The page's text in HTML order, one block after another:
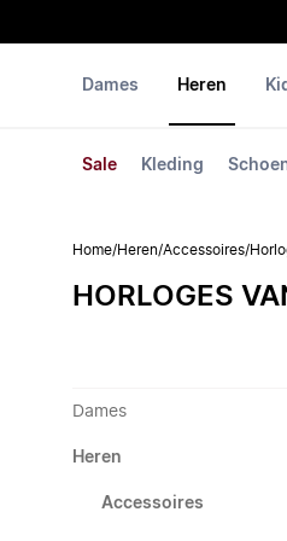
Dames Heren
Sale Kleding
Home/Heren/Accessoires/
HORLOGES
Dames
Heren
Accessoires